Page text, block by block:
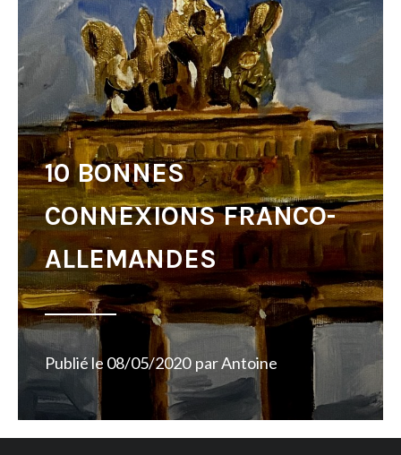
10 BONNES
CONNEXIONS FRANCO-
ALLEMANDES
Publié le 08/05/2020 parAntoine